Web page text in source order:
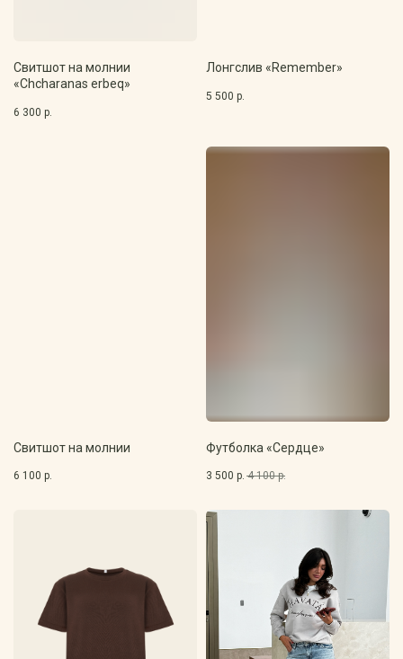
Свитшот на молнии
«Chcharanas erbeq»
6 300 р.
Лонгслив «Remember»
5 500 р.
Свитшот на молнии
6 100 р.
Футболка «Сердце»
3 500 р. 4 100 р.
Смотреть каталог